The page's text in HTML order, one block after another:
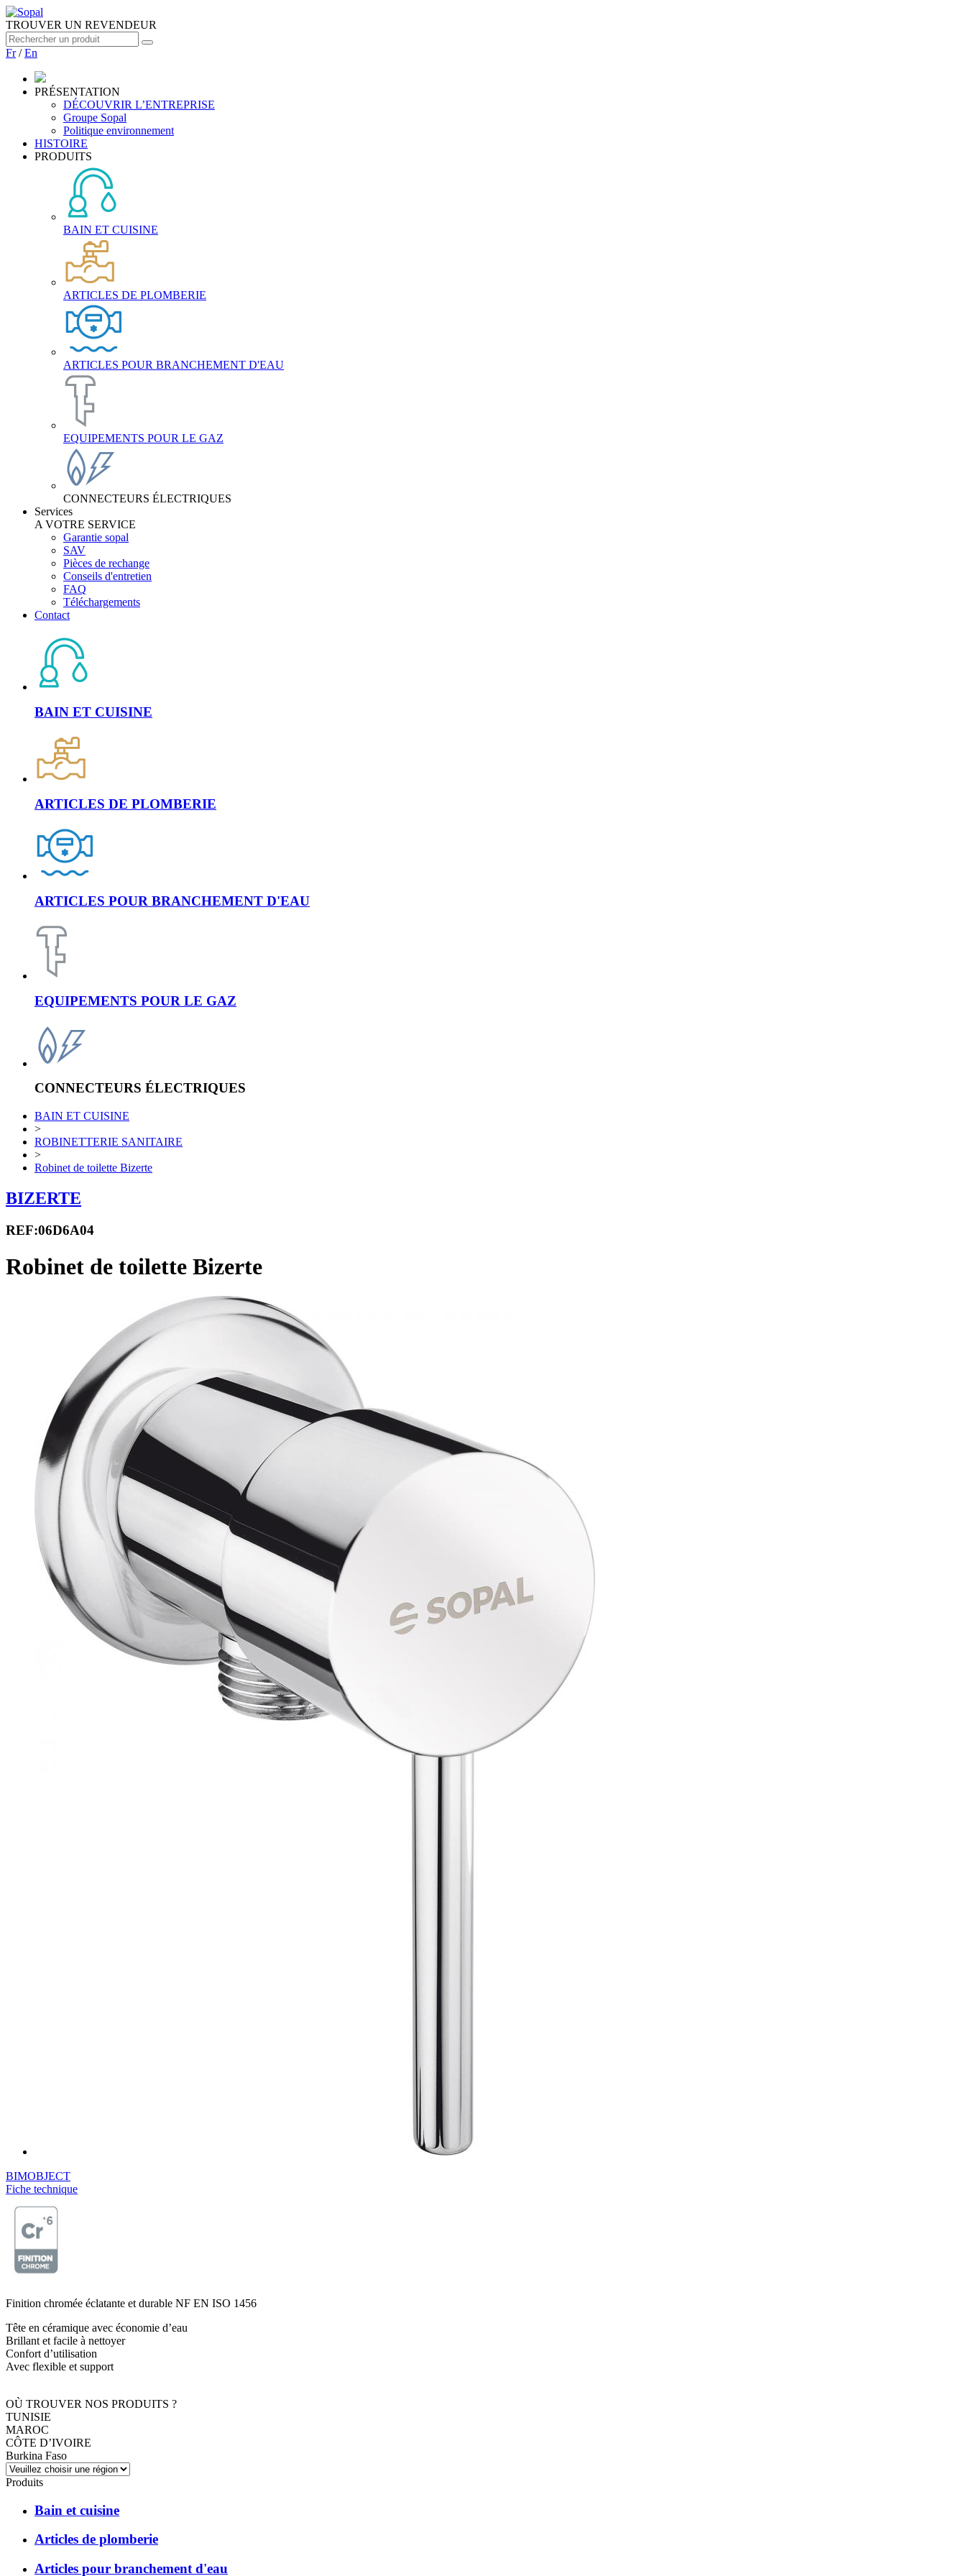
TROUVER UN REVENDEUR
Fr/En
PRÉSENTATION
DÉCOUVRIR L’ENTREPRISE
Groupe Sopal
Politique environnement
HISTOIRE
PRODUITS
BAIN ET CUISINE
ARTICLES DE PLOMBERIE
ARTICLES POUR BRANCHEMENT D'EAU
EQUIPEMENTS POUR LE GAZ
CONNECTEURS ÉLECTRIQUES
Services
A VOTRE SERVICE
Garantie sopal
SAV
Pièces de rechange
Conseils d'entretien
FAQ
Téléchargements
Contact
BAIN ET CUISINE
ARTICLES DE PLOMBERIE
ARTICLES POUR BRANCHEMENT D'EAU
EQUIPEMENTS POUR LE GAZ
CONNECTEURS ÉLECTRIQUES
BAIN ET CUISINE
>
ROBINETTERIE SANITAIRE
>
Robinet de toilette Bizerte
BIZERTE
REF:06D6A04
Robinet de toilette Bizerte
BIMOBJECT
Fiche technique
Finition chromée éclatante et durable NF EN ISO 1456
Tête en céramique avec économie d’eau
Brillant et facile à nettoyer
Confort d’utilisation
Avec flexible et support
OÙ TROUVER NOS PRODUITS ?
TUNISIE
MAROC
CÔTE D’IVOIRE
Burkina Faso
Produits
Bain et cuisine
Articles de plomberie
Articles pour branchement d'eau